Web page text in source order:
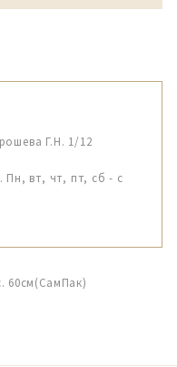
Г.Н. 1/12
Пн, вт, чт, пт, сб - с
60см(СамПак)